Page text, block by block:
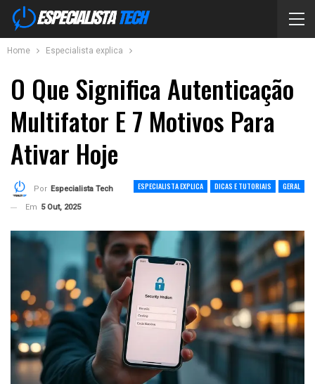
Home Especialista explica
O Que Significa Autenticação
Multifator E 7 Motivos Para
Ativar Hoje
ESPECIALISTA EXPLICA DICAS E TUTORIAIS GERAL
Por Especialista Tech
Em 5 Out, 2025